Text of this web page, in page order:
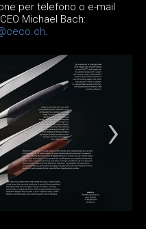
per telefono o e-mail
Michael Bach:
.